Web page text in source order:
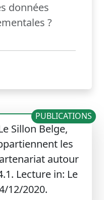
données
?
Sillon Belge,
les
autour
Lecture in: Le
12/2020.
PUBLICATIONS